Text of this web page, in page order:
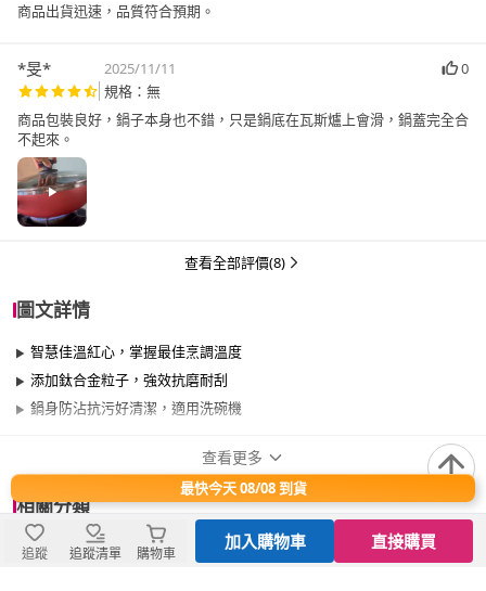
商品出貨迅速，品質符合預期。
*旻* 2025/11/11
0
規格：無
商品包裝良好，鍋子本身也不錯，只是鍋底在瓦斯爐上會滑，鍋蓋完全合
不起來。
查看全部評價(8)
圖文詳情
智慧佳溫紅心，掌握最佳烹調溫度
添加鈦合金粒子，強效抗磨耐刮
鍋身防沾抗污好清潔，適用洗碗機
商品規格
品牌名稱 Tefal 特福
查看更多
相關分類
最快今天 08/08 到貨
追蹤 追蹤清單 購物車
加入購物車 直接購買